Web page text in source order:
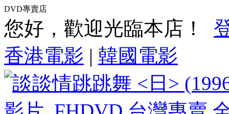
DVD專賣店
您好，歡迎光臨本店！
香港電影 | 韓國電影